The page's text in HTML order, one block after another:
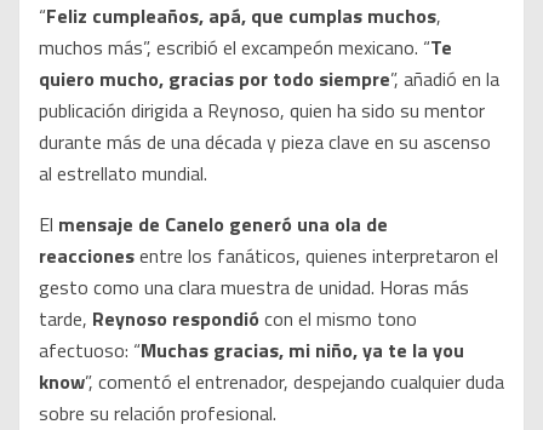
“Feliz cumpleaños, apá, que cumplas muchos,
muchos más”, escribió el excampeón mexicano. “Te
quiero mucho, gracias por todo siempre”, añadió en la
publicación dirigida a Reynoso, quien ha sido su mentor
durante más de una década y pieza clave en su ascenso
al estrellato mundial.
El mensaje de Canelo generó una ola de
reaccionesentre los fanáticos, quienes interpretaron el
gesto como una clara muestra de unidad. Horas más
tarde, Reynoso respondió con el mismo tono
afectuoso: “Muchas gracias, mi niño, ya te la you
know”, comentó el entrenador, despejando cualquier duda
sobre su relación profesional.